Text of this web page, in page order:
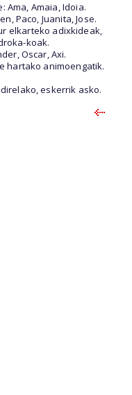
Ama, Amaia, Idoia.
Paco, Juanita, Jose.
elkarteko adixkideak,
koak.
Oscar, Axi.
hartako animoengatik.
eskerrik asko.